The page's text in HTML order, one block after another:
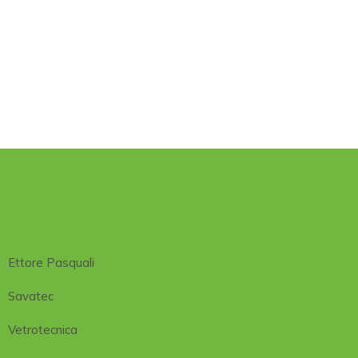
Ettore Pasquali
Savatec
Vetrotecnica